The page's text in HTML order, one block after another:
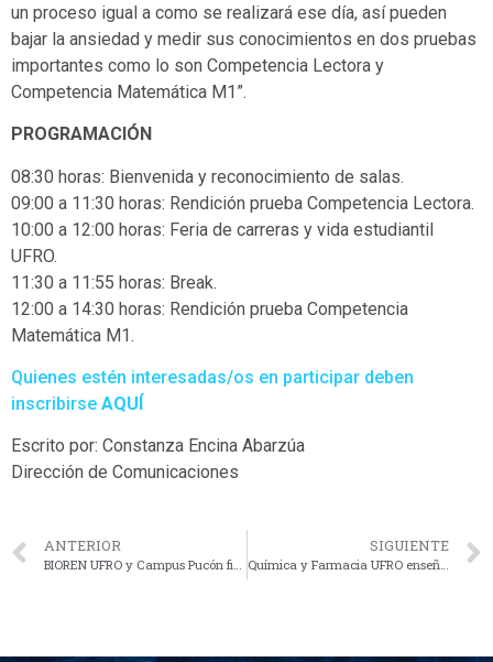
un proceso igual a como se realizará ese día, así pueden
bajar la ansiedad y medir sus conocimientos en dos pruebas
importantes como lo son Competencia Lectora y
Competencia Matemática M1”.
PROGRAMACIÓN
08:30 horas: Bienvenida y reconocimiento de salas.
09:00 a 11:30 horas: Rendición prueba Competencia Lectora.
10:00 a 12:00 horas: Feria de carreras y vida estudiantil
UFRO.
11:30 a 11:55 horas: Break.
12:00 a 14:30 horas: Rendición prueba Competencia
Matemática M1.
Quienes estén interesadas/os en participar deben
inscribirse AQUÍ
Escrito por: Constanza Encina Abarzúa
Dirección de Comunicaciones
ANTERIOR
BIOREN UFRO y Campus Pucón firman Acuerdo de Colaboración para robustecer la investigación científica
SIGUIENTE
Química y Farmacia UFRO enseña aplicación de plantas medicinales en terapias farmacológicas a usuarios de Cesfam de Padre Las Casas